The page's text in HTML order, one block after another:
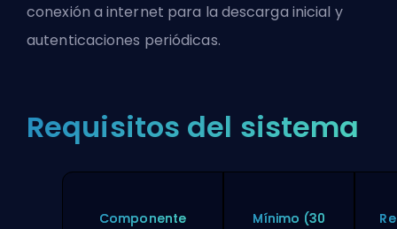
conexión a internet para la descarga inicial y
autenticaciones periódicas.
Requisitos del sistema
Componente
Mínimo (30